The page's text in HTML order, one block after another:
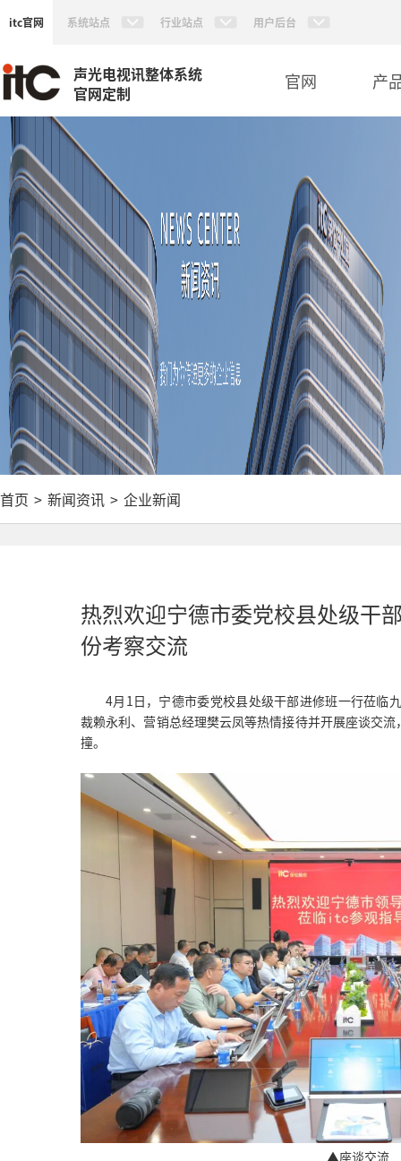
itc官网 系统站点 行业站点 用户后台
声光电视讯整体系统
官网定制
官网 产
首页 > 新闻资讯 > 企业新闻
热烈欢迎宁德市委党校县处级干
份考察交流
4月1日，宁德市委党校县处级干部进修班一行莅临
裁赖永利、营销总经理樊云凤等热情接待并开展座谈交
撞。
▲座谈交流